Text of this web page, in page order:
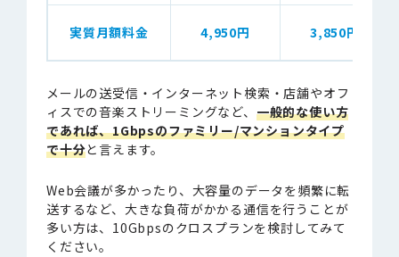
実質月額料金 4,950円 3,850円
メールの送受信・インターネット検索・店舗やオフ
ィスでの音楽ストリーミングなど、 一般的な使い方
であれば、1Gbpsのファミリー/マンションタイプ
で十分と言えます。
Web会議が多かったり、大容量のデータを頻繁に転
送するなど、大きな負荷がかかる通信を行うことが
多い方は、10Gbpsのクロスプランを検討してみて
ください。